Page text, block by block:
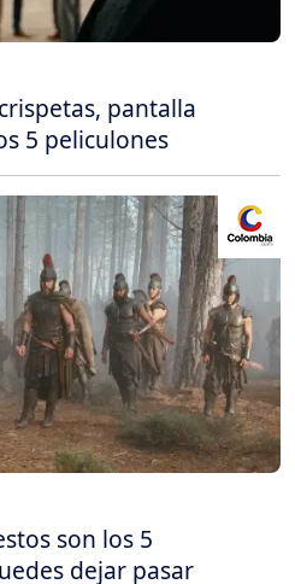
pantalla
5 peliculones
son los 5
dejar pasar